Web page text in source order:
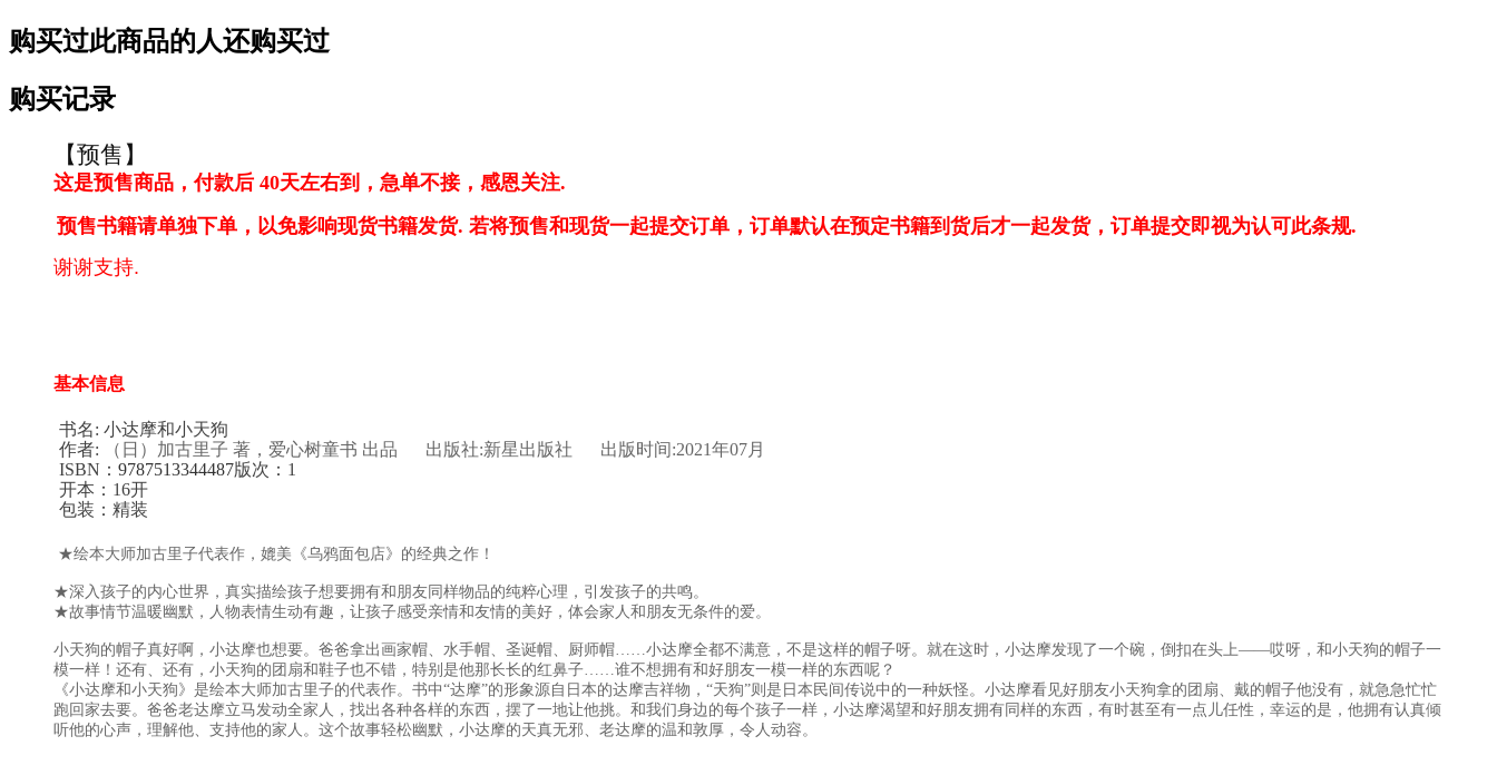
购买过此商品的人还购买过
购买记录
【预售】
这是预售商品，付款后 40天左右到，急单不接，感恩关注.
预售书籍请单独下单，以免影响现货书籍发货. 若将预售和现货一起提交订单，订单默认在预定书籍到货后才一起发货，订单提交即视为认可此条规.
谢谢支持.
基本信息
书名: 小达摩和小天狗
作者:
（日）加古里子 著，爱心树童书 出品 出版社:新星出版社
出版时间:2021年07月
ISBN： 9787513344487版次：1
开本：16开
包装：精装
★绘本大师加古里子代表作，媲美《乌鸦面包店》的经典之作！
★深入孩子的内心世界，真实描绘孩子想要拥有和朋友同样物品的纯粹心理，引发孩子的共鸣。
★故事情节温暖幽默，人物表情生动有趣，让孩子感受亲情和友情的美好，体会家人和朋友无条件的爱。
小天狗的帽子真好啊，小达摩也想要。爸爸拿出画家帽、水手帽、圣诞帽、厨师帽……小达摩全都不满意，不是这样的帽子呀。就在这时，小达摩发现了一个碗，倒扣在头上——哎呀，和小天狗的帽子一
模一样！还有、还有，小天狗的团扇和鞋子也不错，特别是他那长长的红鼻子……谁不想拥有和好朋友一模一样的东西呢？
《小达摩和小天狗》是绘本大师加古里子的代表作。书中“达摩”的形象源自日本的达摩吉祥物，“天狗”则是日本民间传说中的一种妖怪。小达摩看见好朋友小天狗拿的团扇、戴的帽子他没有，就急急忙忙
跑回家去要。爸爸老达摩立马发动全家人，找出各种各样的东西，摆了一地让他挑。和我们身边的每个孩子一样，小达摩渴望和好朋友拥有同样的东西，有时甚至有一点儿任性，幸运的是，他拥有认真倾
听他的心声，理解他、支持他的家人。这个故事轻松幽默，小达摩的天真无邪、老达摩的温和敦厚，令人动容。